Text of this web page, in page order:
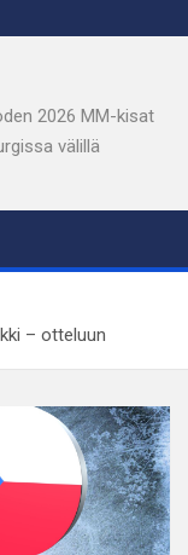
2026 MM-kisat
välillä
– otteluun